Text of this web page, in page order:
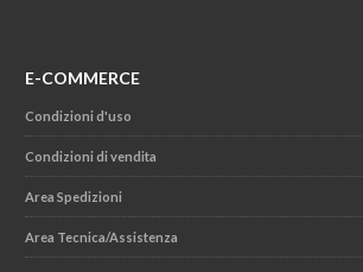
E-COMMERCE
Condizioni d'uso
Condizioni di vendita
Area Spedizioni
Area Tecnica/Assistenza